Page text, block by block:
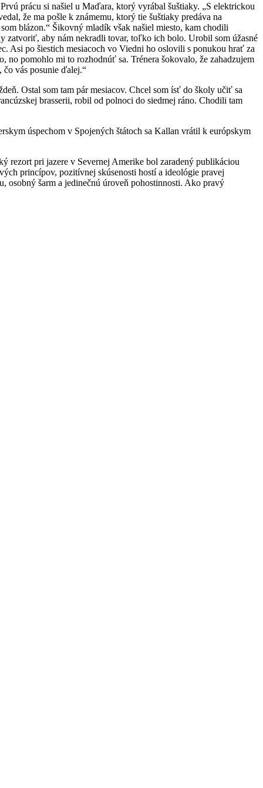
prácu si našiel u Maďara, ktorý vyrábal šuštiaky. „S elektrickou
že ma pošle k známemu, ktorý tie šuštiaky predáva na
blázon.“ Šikovný mladík však našiel miesto, kam chodili
zatvoriť, aby nám nekradli tovar, toľko ich bolo. Urobil som úžasné
Asi po šiestich mesiacoch vo Viedni ho oslovili s ponukou hrať za
no pomohlo mi to rozhodnúť sa. Trénera šokovalo, že zahadzujem
čo vás posunie ďalej.“
Ostal som tam pár mesiacov. Chcel som ísť do školy učiť sa
brasserii, robil od polnoci do siedmej ráno. Chodili tam
úspechom v Spojených štátoch sa Kallan vrátil k európskym
rezort pri jazere v Severnej Amerike bol zaradený publikáciou
princípov, pozitívnej skúsenosti hostí a ideológie pravej
osobný šarm a jedinečnú úroveň pohostinnosti. Ako pravý